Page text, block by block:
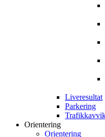
Liveresultat
Parkering
Orientering
Orientering